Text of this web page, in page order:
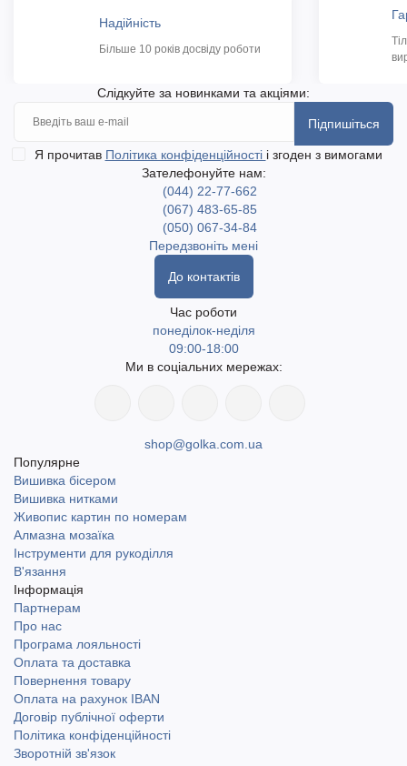
Надійність
Більше 10 років досвіду роботи
Слідкуйте за новинками та акціями:
Підпишіться
Я прочитав Політика конфіденційності і згоден з вимогами
Зателефонуйте нам:
(044) 22-77-662
(067) 483-65-85
(050) 067-34-84
Передзвоніть мені
До контактів
Час роботи
понеділок-неділя
09:00-18:00
Ми в соціальних мережах:
shop@golka.com.ua
Популярне
Вишивка бісером
Вишивка нитками
Живопис картин по номерам
Алмазна мозаїка
Інструменти для рукоділля
В'язання
Інформація
Партнерам
Про нас
Програма лояльності
Оплата та доставка
Повернення товару
Оплата на рахунок IBAN
Договір публічної оферти
Політика конфіденційності
Зворотній зв'язок